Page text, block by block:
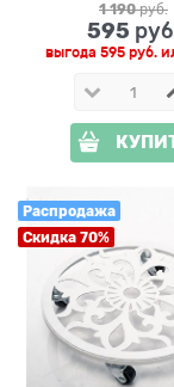
1 190 руб.
595
выгода 595 руб.
Распродажа
Скидка 70%